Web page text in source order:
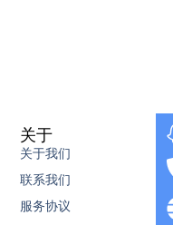
关于
关于我们
联系我们
服务协议